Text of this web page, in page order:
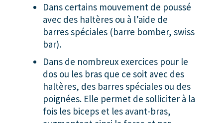
Dans certains mouvement de poussé
avec des haltères ou à l’aide de
barres spéciales (barre bomber, swiss
bar).
Dans de nombreux exercices pour le
dos ou les bras que ce soit avec des
haltères, des barres spéciales ou des
poignées. Elle permet de solliciter à la
fois les biceps et les avant-bras,